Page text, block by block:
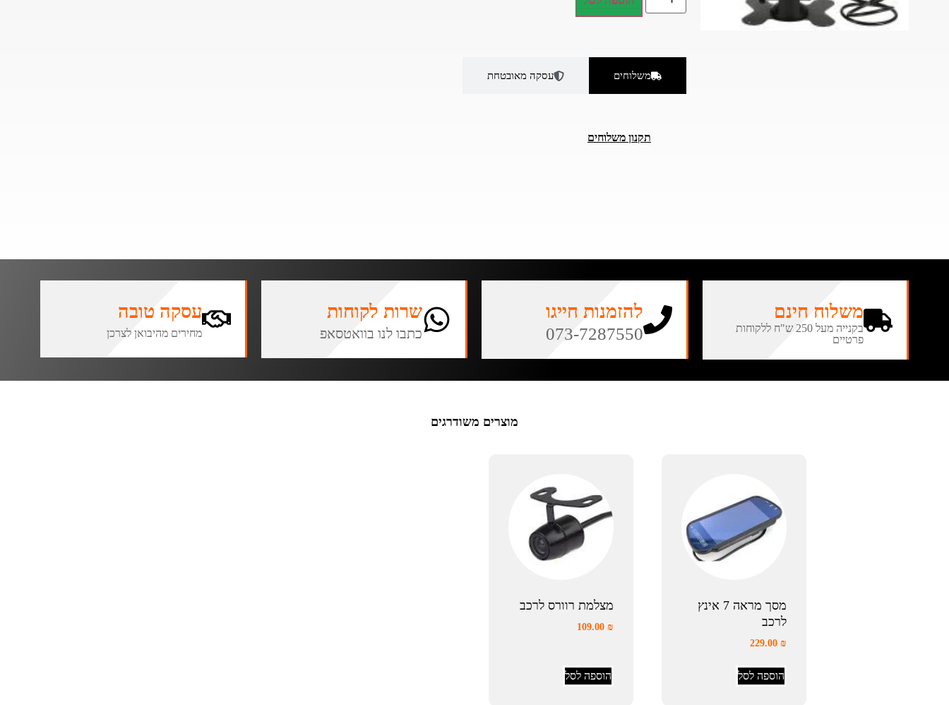
משלוחים עסקה מאובטחת
תקנון משלוחים
משלוח חינם
בקנייה מעל 250 ש"ח ללקוחות
פרטיים
להזמנות חייגו
073-7287550
שרות לקוחות
כתבו לנו בוואטסאפ
עסקה טובה
מחירים מהיבואן לצרכן
מוצרים משודרגים
מסך מראה 7 אינץ
לרכב
229.00 ₪
הוספה לסל
מצלמת רוורס לרכב
109.00 ₪
הוספה לסל